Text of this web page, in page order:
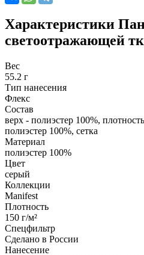
Характеристики
светоотражающей
Вес
55.2 г
Тип нанесения
Флекс
Состав
верх - полиэстер 100%,
полиэстер 100%, сетка
Материал
полиэстер 100%
Цвет
серый
Коллекции
Manifest
Плотность
150 г/м²
Спецфильтр
Сделано в России
Нанесение